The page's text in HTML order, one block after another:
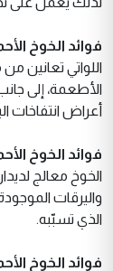
فوائد الخوخ
اللواتي تعانين
الأطعمة، إلى
أعراض
فوائد الخوخ
الخوخ معالج
واليرقات
الذي تسبّبه.
فوائد الخوخ